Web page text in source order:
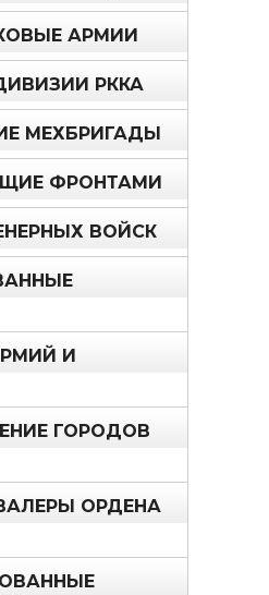
АРМИИ
РККА
МЕХБРИГАДЫ
ФРОНТАМИ
ВОЙСК
И
ГОРОДОВ
ОРДЕНА